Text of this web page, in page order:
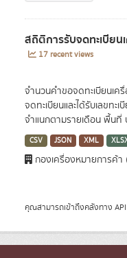
สถิติการรับจดทะเบียน
17 recent views
จำนวนคำขอจดทะเบียนเค
จดทะเบียนและได้รับเลขทะ
จำแนกตามรายเดือน พื้นที่
CSV JSON XML
กองเครื่องหมายการค้า
คุณสามารถเข้าถึงคลังทาง API